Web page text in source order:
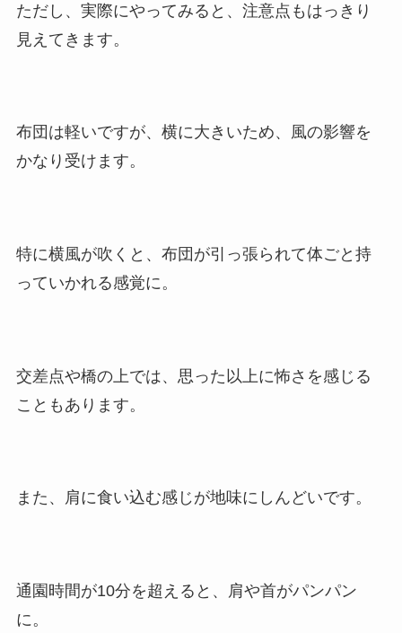
ただし、実際にやってみると、注意点もはっきり
見えてきます。
布団は軽いですが、横に大きいため、風の影響を
かなり受けます。
特に横風が吹くと、布団が引っ張られて体ごと持
っていかれる感覚に。
交差点や橋の上では、思った以上に怖さを感じる
こともあります。
また、肩に食い込む感じが地味にしんどいです。
通園時間が10分を超えると、肩や首がパンパン
に。